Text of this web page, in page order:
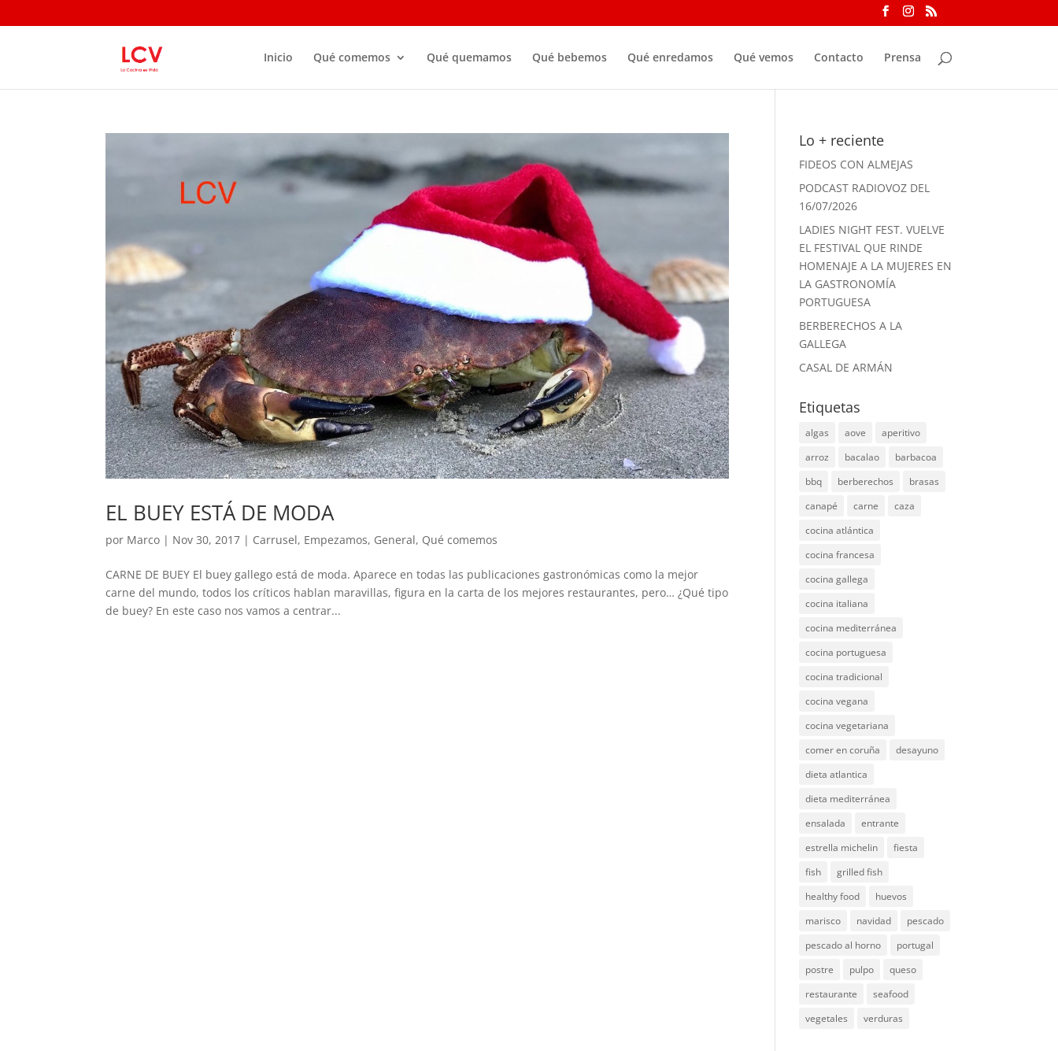
Inicio Qué comemos Qué quemamos Qué bebemos Qué enredamos Qué vemos Contacto Prensa
EL BUEY ESTÁ DE MODA
por Marco | Nov 30, 2017 | Carrusel, Empezamos, General, Qué comemos
CARNE DE BUEY El buey gallego está de moda. Aparece en todas las publicaciones gastronómicas como la mejor
carne del mundo, todos los críticos hablan maravillas, figura en la carta de los mejores restaurantes, pero… ¿Qué tipo
de buey? En este caso nos vamos a centrar...
Lo + reciente
FIDEOS CON ALMEJAS
PODCAST RADIOVOZ DEL
16/07/2026
LADIES NIGHT FEST. VUELVE
EL FESTIVAL QUE RINDE
HOMENAJE A LA MUJERES EN
LA GASTRONOMÍA
PORTUGUESA
BERBERECHOS A LA
GALLEGA
CASAL DE ARMÁN
Etiquetas
algas aove
aperitivo
arroz
bacalao
barbacoa
bbq
berberechos
brasas
canapé
carne
caza
cocina atlántica
cocina francesa
cocina gallega
cocina italiana
cocina mediterránea
cocina portuguesa
cocina tradicional
cocina vegana
cocina vegetariana
comer en coruña
desayuno
dieta atlantica
dieta mediterránea
ensalada
entrante
estrella michelin
fiesta
fish
grilled fish
healthy food
huevos
marisco
navidad
pescado
pescado al horno
portugal
postre
pulpo
queso
restaurante
seafood
vegetales
verduras